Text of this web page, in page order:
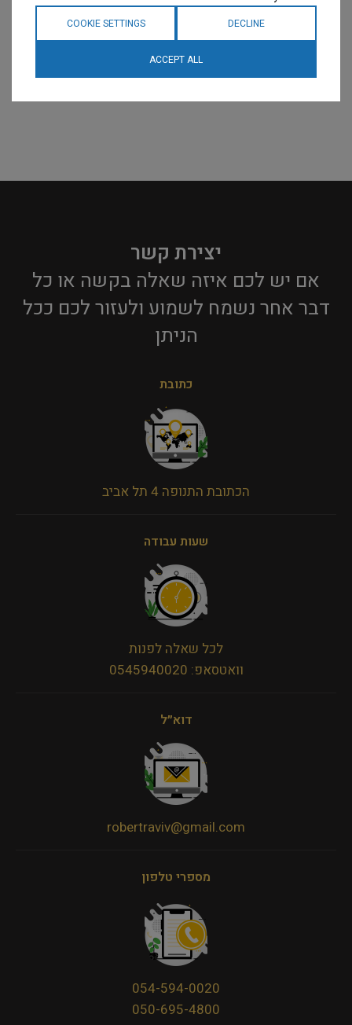
יצירת קשר
אם יש לכם איזה שאלה בקשה או כל
דבר אחר נשמח לשמוע ולעזור לכם ככל
הניתן​
כתובת
הכתובת התנופה 4 תל אביב
שעות עבודה
לכל שאלה לפנות
וואטסאפ: 0545940020
דוא״ל
robertraviv@gmail.com
מספרי טלפון
054-594-0020
050-695-4800
DECLINE
COOKIE SETTINGS
ACCEPT ALL